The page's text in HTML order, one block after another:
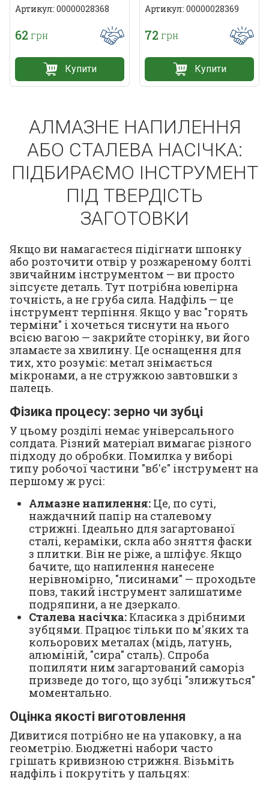
Артикул: 00000028368
62 грн
Купити
Артикул: 00000028369
72 грн
Купити
АЛМАЗНЕ НАПИЛЕННЯ
АБО СТАЛЕВА НАСІЧКА:
ПІДБИРАЄМО ІНСТРУМЕНТ
ПІД ТВЕРДІСТЬ
ЗАГОТОВКИ
Якщо ви намагаєтеся підігнати шпонку
або розточити отвір у розжареному болті
звичайним інструментом — ви просто
зіпсуєте деталь. Тут потрібна ювелірна
точність, а не груба сила. Надфіль — це
інструмент терпіння. Якщо у вас "горять
терміни" і хочеться тиснути на нього
всією вагою — закрийте сторінку, ви його
зламаєте за хвилину. Це оснащення для
тих, хто розуміє: метал знімається
мікронами, а не стружкою завтовшки з
палець.
Фізика процесу: зерно чи зубці
У цьому розділі немає універсального
солдата. Різний матеріал вимагає різного
підходу до обробки. Помилка у виборі
типу робочої частини "вб'є" інструмент на
першому ж русі:
Алмазне напилення: Це, по суті,
наждачний папір на сталевому
стрижні. Ідеально для загартованої
сталі, кераміки, скла або зняття фаски
з плитки. Він не ріже, а шліфує. Якщо
бачите, що напилення нанесене
нерівномірно, "лисинами" — проходьте
повз, такий інструмент залишатиме
подряпини, а не дзеркало.
Сталева насічка: Класика з дрібними
зубцями. Працює тільки по м'яких та
кольорових металах (мідь, латунь,
алюміній, "сира" сталь). Спроба
попиляти ним загартований саморіз
призведе до того, що зубці "злижуться"
моментально.
Оцінка якості виготовлення
Дивитися потрібно не на упаковку, а на
геометрію. Бюджетні набори часто
грішать кривизною стрижня. Візьміть
надфіль і покрутіть у пальцях: